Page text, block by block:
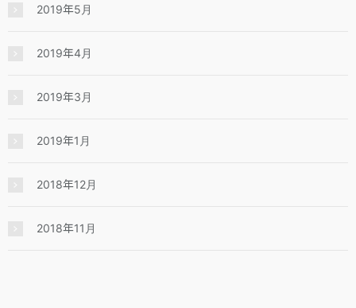
2019年5月
2019年4月
2019年3月
2019年1月
2018年12月
2018年11月